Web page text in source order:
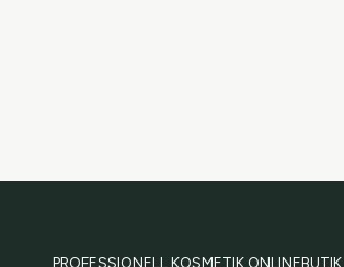
PROFESSIONELL KOSMETIK